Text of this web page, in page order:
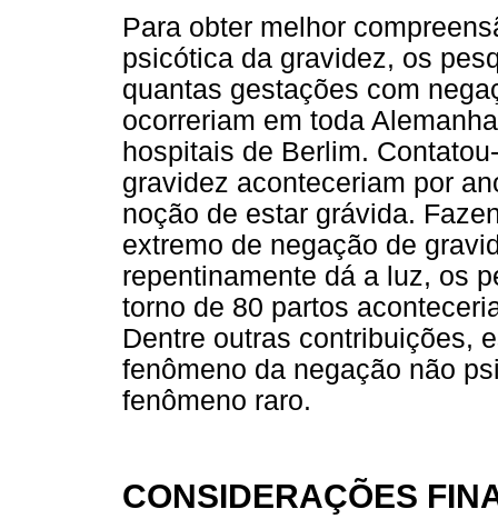
Para obter melhor
psicótica da gravidez, os
quantas gestações com
ocorreriam em toda
hospitais de Berlim.
gravidez aconteceriam por
noção de estar grávida.
extremo de negação de
repentinamente dá a luz, os
torno de 80 partos
Dentre outras contribuições,
fenômeno da negação não
fenômeno raro.
CONSIDERAÇÕES